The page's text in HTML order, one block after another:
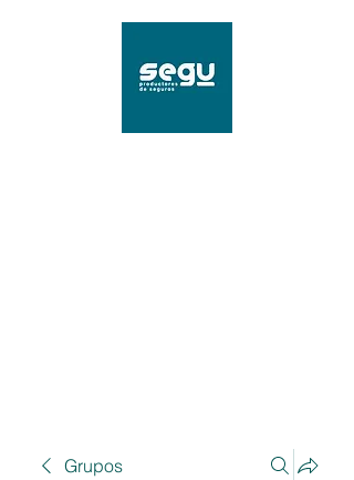
Grupos